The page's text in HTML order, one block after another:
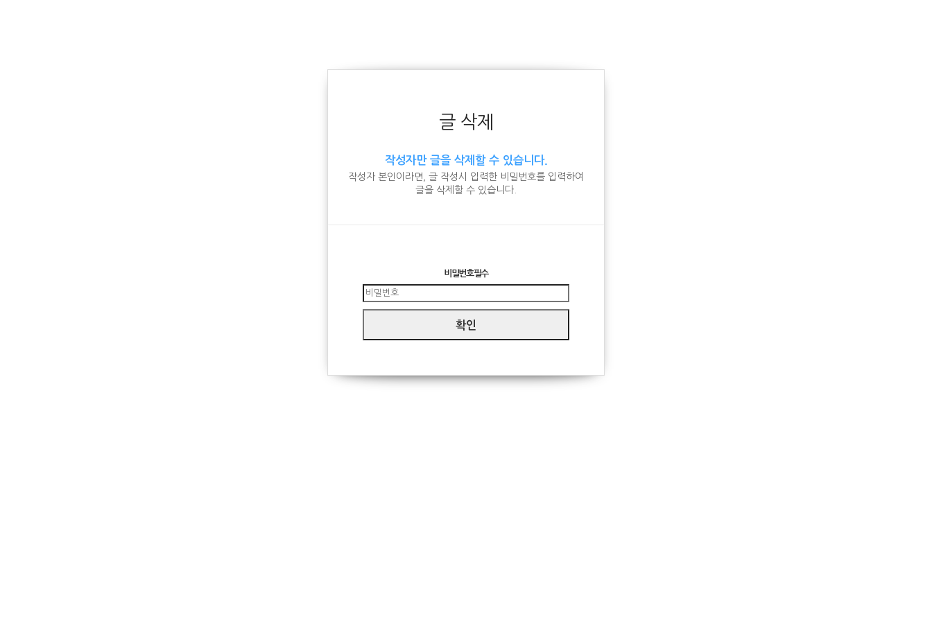
글 삭제
작성자만 글을 삭제할 수 있습니다.
작성자 본인이라면, 글 작성시 입력한 비밀번호를 입력하여
글을 삭제할 수 있습니다.
비밀번호필수